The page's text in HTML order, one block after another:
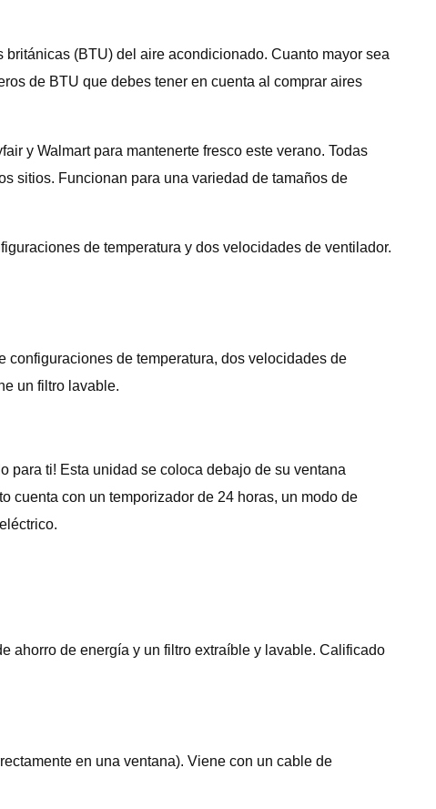
(BTU) del aire acondicionado. Cuanto mayor sea
de BTU que debes tener en cuenta al comprar aires
y Walmart para mantenerte fresco este verano. Todas
sitios. Funcionan para una variedad de tamaños de
de temperatura y dos velocidades de ventilador.
de temperatura, dos velocidades de
un filtro lavable.
para ti! Esta unidad se coloca debajo de su ventana
cuenta con un temporizador de 24 horas, un modo de
ahorro de energía y un filtro extraíble y lavable. Calificado
en una ventana). Viene con un cable de